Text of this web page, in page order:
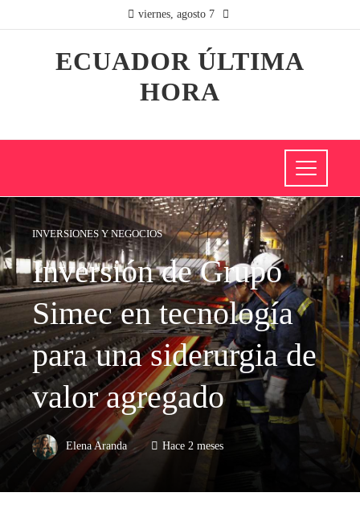
viernes, agosto 7
ECUADOR ÚLTIMA
HORA
INVERSIONES Y NEGOCIOS
Inversión de Grupo
Simec en tecnología
para una siderurgia de
valor agregado
Elena Aranda Hace 2 meses